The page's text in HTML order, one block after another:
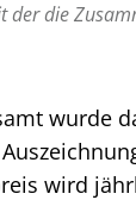
der die
wurde
wird